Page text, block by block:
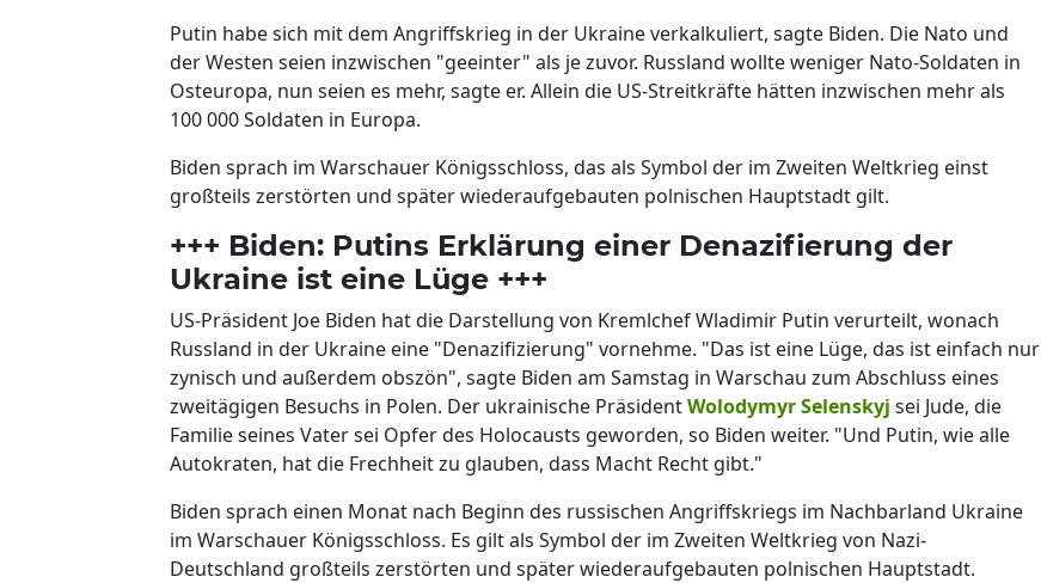
Putin habe sich mit dem Angriffskrieg in der Ukraine verkalkuliert, sagte Biden. Die Nato und
der Westen seien inzwischen "geeinter" als je zuvor. Russland wollte weniger Nato-Soldaten in
Osteuropa, nun seien es mehr, sagte er. Allein die US-Streitkräfte hätten inzwischen mehr als
100 000 Soldaten in Europa.
Biden sprach im Warschauer Königsschloss, das als Symbol der im Zweiten Weltkrieg einst
großteils zerstörten und später wiederaufgebauten polnischen Hauptstadt gilt.
+++ Biden: Putins Erklärung einer Denazifierung der
Ukraine ist eine Lüge +++
US-Präsident Joe Biden hat die Darstellung von Kremlchef Wladimir Putin verurteilt, wonach
Russland in der Ukraine eine "Denazifizierung" vornehme. "Das ist eine Lüge, das ist einfach nur
zynisch und außerdem obszön", sagte Biden am Samstag in Warschau zum Abschluss eines
zweitägigen Besuchs in Polen. Der ukrainische PräsidentWolodymyr Selenskyj sei Jude, die
Familie seines Vater sei Opfer des Holocausts geworden, so Biden weiter. "Und Putin, wie alle
Autokraten, hat die Frechheit zu glauben, dass Macht Recht gibt."
Biden sprach einen Monat nach Beginn des russischen Angriffskriegs im Nachbarland Ukraine
im Warschauer Königsschloss. Es gilt als Symbol der im Zweiten Weltkrieg von Nazi-
Deutschland großteils zerstörten und später wiederaufgebauten polnischen Hauptstadt.